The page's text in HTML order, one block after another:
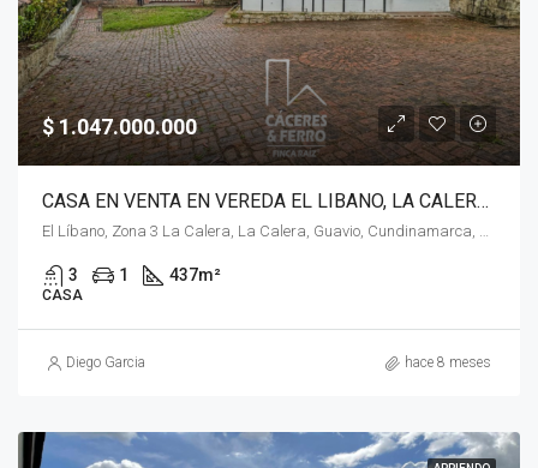
$ 1.047.000.000
CASA EN VENTA EN VEREDA EL LIBANO, LA CALERA, LA CALERA
El Líbano, Zona 3 La Calera, La Calera, Guavio, Cundinamarca, RAP (Especial) Central, 110211, Colombia
3 1 437m²
CASA
Diego Garcia hace 8 meses